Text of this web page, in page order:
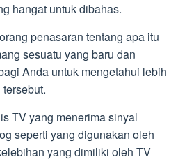
hangat untuk dibahas.
penasaran tentang apa itu
sesuatu yang baru dan
Anda untuk mengetahui lebih
TV yang menerima sinyal
seperti yang digunakan oleh
yang dimiliki oleh TV